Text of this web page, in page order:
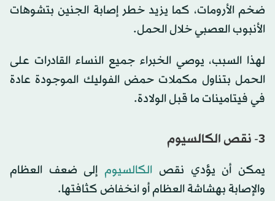
ضخم الأرومات، كما يزيد خطر إصابة الجنين بتشوهات
الأنبوب العصبي خلال الحمل.
لهذا السبب، يوصي الخبراء جميع النساء القادرات على
الحمل بتناول مكملات حمض الفوليك الموجودة عادة
في فيتامينات ما قبل الولادة.
3- نقص الكالسيوم
يمكن أن يؤدي نقص الكالسيوم إلى ضعف العظام
والإصابة بهشاشة العظام أو انخفاض كثافتها.